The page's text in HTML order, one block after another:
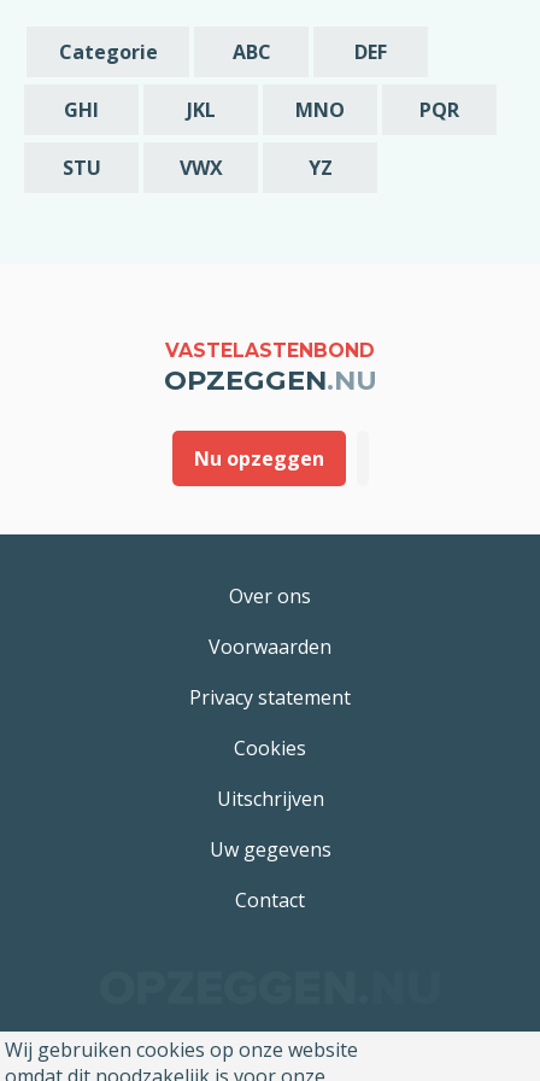
de opzegging zou ik in dat geval graag
melding willen van deze vroegst mogelijke
datum is waarop mijn abonnement beëindigd
wordt.
Met vriendelijke groet,
Categorie ABC DEF
GHI JKL MNO PQR
STU VWX YZ
VASTELASTENBOND
OPZEGGEN.NU
Nu opzeggen
Over ons
Voorwaarden
Privacy statement
Cookies
Uitschrijven
Uw gegevens
Contact
Wij gebruiken cookies op onze website